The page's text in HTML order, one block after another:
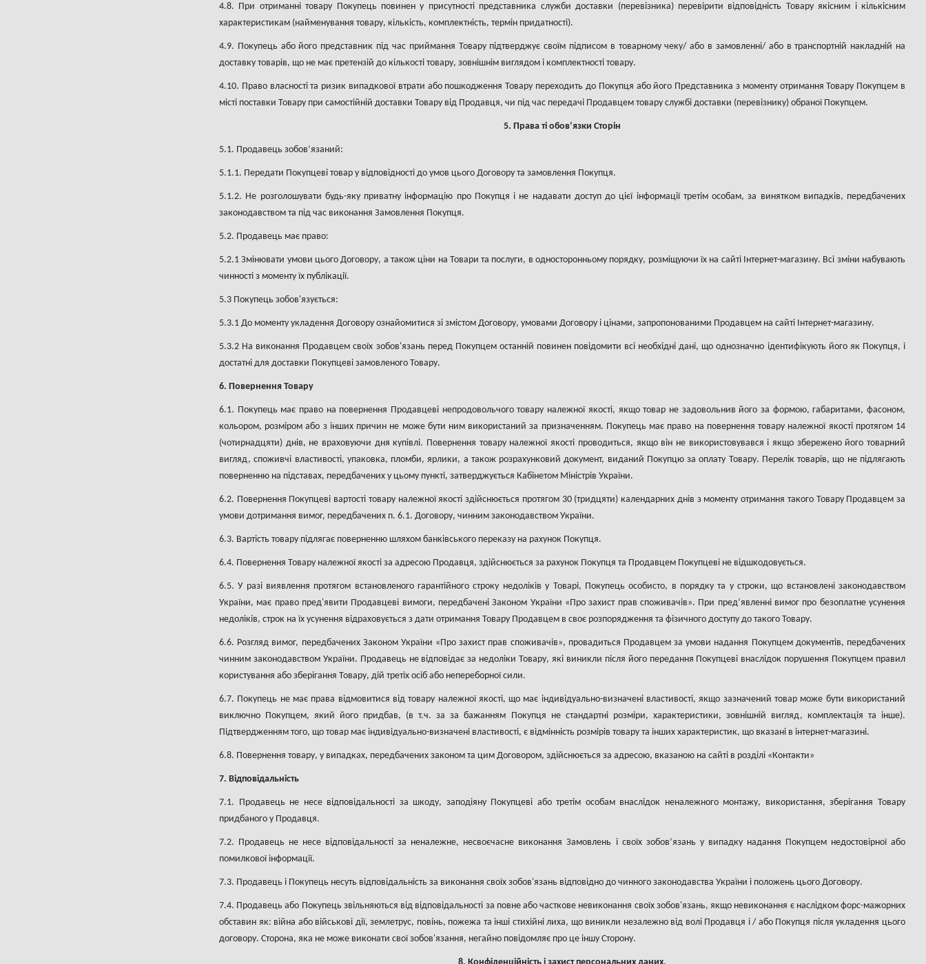
4.8. При отриманні товару Покупець повинен у присутності представника служби доставки (перевізника) перевірити відповідність Товару якісним і кількісним
характеристикам (найменування товару, кількість, комплектність, термін придатності).
4.9. Покупець або його представник під час приймання Товару підтверджує своїм підписом в товарному чеку/ або в замовленні/ або в транспортній накладній на
доставку товарів, що не має претензій до кількості товару, зовнішнім виглядом і комплектності товару.
4.10. Право власності та ризик випадкової втрати або пошкодження Товару переходить до Покупця або його Представника з моменту отримання Товару Покупцем в
місті поставки Товару при самостійній доставки Товару від Продавця, чи під час передачі Продавцем товару службі доставки (перевізнику) обраної Покупцем.
5. Права ті обов’язки Сторін
5.1. Продавець зобов’язаний:
5.1.1. Передати Покупцеві товар у відповідності до умов цього Договору та замовлення Покупця.
5.1.2. Не розголошувати будь-яку приватну інформацію про Покупця і не надавати доступ до цієї інформації третім особам, за винятком випадків, передбачених
законодавством та під час виконання Замовлення Покупця.
5.2. Продавець має право:
5.2.1 Змінювати умови цього Договору, а також ціни на Товари та послуги, в односторонньому порядку, розміщуючи їх на сайті Інтернет-магазину. Всі зміни набувають
чинності з моменту їх публікації.
5.3 Покупець зобов'язується:
5.3.1 До моменту укладення Договору ознайомитися зі змістом Договору, умовами Договору і цінами, запропонованими Продавцем на сайті Інтернет-магазину.
5.3.2 На виконання Продавцем своїх зобов'язань перед Покупцем останній повинен повідомити всі необхідні дані, що однозначно ідентифікують його як Покупця, і
достатні для доставки Покупцеві замовленого Товару.
6. Повернення Товару
6.1. Покупець має право на повернення Продавцеві непродовольчого товару належної якості, якщо товар не задовольнив його за формою, габаритами, фасоном,
кольором, розміром або з інших причин не може бути ним використаний за призначенням. Покупець має право на повернення товару належної якості протягом 14
(чотирнадцяти) днів, не враховуючи дня купівлі. Повернення товару належної якості проводиться, якщо він не використовувався і якщо збережено його товарний
вигляд, споживчі властивості, упаковка, пломби, ярлики, а також розрахунковий документ, виданий Покупцю за оплату Товару. Перелік товарів, що не підлягають
поверненню на підставах, передбачених у цьому пункті, затверджується Кабінетом Міністрів України.
6.2. Повернення Покупцеві вартості товару належної якості здійснюється протягом 30 (тридцяти) календарних днів з моменту отримання такого Товару Продавцем за
умови дотримання вимог, передбачених п. 6.1. Договору, чинним законодавством України.
6.3. Вартість товару підлягає поверненню шляхом банківського переказу на рахунок Покупця.
6.4. Повернення Товару належної якості за адресою Продавця, здійснюється за рахунок Покупця та Продавцем Покупцеві не відшкодовується.
6.5. У разі виявлення протягом встановленого гарантійного строку недоліків у Товарі, Покупець особисто, в порядку та у строки, що встановлені законодавством
України, має право пред'явити Продавцеві вимоги, передбачені Законом України «Про захист прав споживачів». При пред’явленні вимог про безоплатне усунення
недоліків, строк на їх усунення відраховується з дати отримання Товару Продавцем в своє розпорядження та фізичного доступу до такого Товару.
6.6. Розгляд вимог, передбачених Законом України «Про захист прав споживачів», провадиться Продавцем за умови надання Покупцем документів, передбачених
чинним законодавством України. Продавець не відповідає за недоліки Товару, які виникли після його передання Покупцеві внаслідок порушення Покупцем правил
користування або зберігання Товару, дій третіх осіб або непереборної сили.
6.7. Покупець не має права відмовитися від товару належної якості, що має індивідуально-визначені властивості, якщо зазначений товар може бути використаний
виключно Покупцем, який його придбав, (в т.ч. за за бажанням Покупця не стандартні розміри, характеристики, зовнішній вигляд, комплектація та інше).
Підтвердженням того, що товар має індивідуально-визначені властивості, є відмінність розмірів товару та інших характеристик, що вказані в інтернет-магазині.
6.8. Повернення товару, у випадках, передбачених законом та цим Договором, здійснюється за адресою, вказаною на сайті в розділі «Контакти»
7. Відповідальність
7.1. Продавець не несе відповідальності за шкоду, заподіяну Покупцеві або третім особам внаслідок неналежного монтажу, використання, зберігання Товару
придбаного у Продавця.
7.2. Продавець не несе відповідальності за неналежне, несвоєчасне виконання Замовлень і своїх зобов’язань у випадку надання Покупцем недостовірної або
помилкової інформації.
7.3. Продавець і Покупець несуть відповідальність за виконання своїх зобов'язань відповідно до чинного законодавства України і положень цього Договору.
7.4. Продавець або Покупець звільняються від відповідальності за повне або часткове невиконання своїх зобов'язань, якщо невиконання є наслідком форс-мажорних
обставин як: війна або військові дії, землетрус, повінь, пожежа та інші стихійні лиха, що виникли незалежно від волі Продавця і / або Покупця після укладення цього
договору. Сторона, яка не може виконати свої зобов'язання, негайно повідомляє про це іншу Сторону.